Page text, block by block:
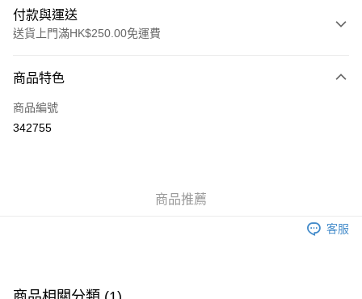
付款與運送
送貨上門滿HK$250.00免運費
信用卡
Apple Pay
付款後門市自取，訂單確認後2-4個工作天到店，7天內取。逾期後
商品特色
商品編號
342755
商品推薦
客服